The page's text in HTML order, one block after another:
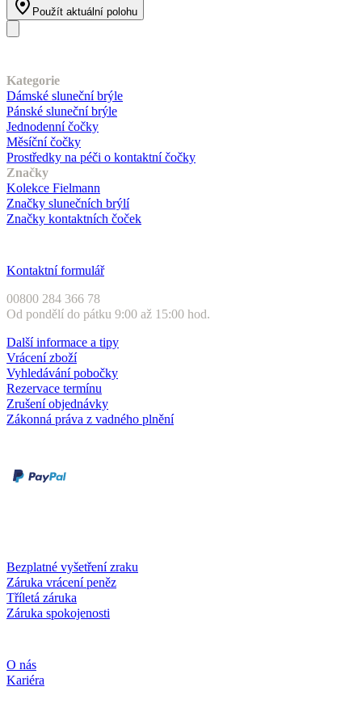
Použít aktuální polohu
Kategorie
Dámské sluneční brýle
Pánské sluneční brýle
Jednodenní čočky
Měsíční čočky
Prostředky na péči o kontaktní čočky
Značky
Kolekce Fielmann
Značky slunečních brýlí
Značky kontaktních čoček
Kontaktní formulář
00800 284 366 78
Od pondělí do pátku 9:00 až 15:00 hod.
Další informace a tipy
Vrácení zboží
Vyhledávání pobočky
Rezervace termínu
Zrušení objednávky
Zákonná práva z vadného plnění
Bezplatné vyšetření zraku
Záruka vrácení peněz
Tříletá záruka
Záruka spokojenosti
O nás
Kariéra